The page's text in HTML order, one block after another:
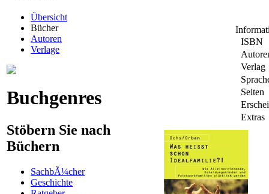
Übersicht
Bücher
Autoren
Verlage
Buchgenres
Stöbern Sie nach
Büchern
SachbÃ¼cher
Geschichte
ISBN
Verlag
Seiten
Extras